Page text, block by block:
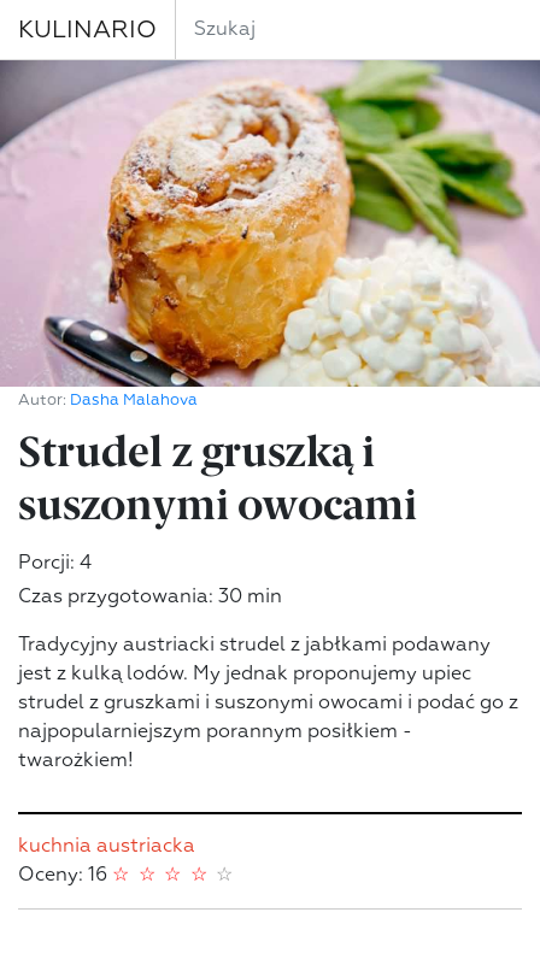
KULINARIO
Autor: Dasha Malahova
Strudel z gruszką i
suszonymi owocami
Porcji: 4
Czas przygotowania: 30 min
Tradycyjny austriacki strudel z jabłkami podawany
jest z kulką lodów. My jednak proponujemy upiec
strudel z gruszkami i suszonymi owocami i podać go z
najpopularniejszym porannym posiłkiem -
twarożkiem!
kuchnia austriacka
Oceny: 16
☆
☆
☆
☆
☆